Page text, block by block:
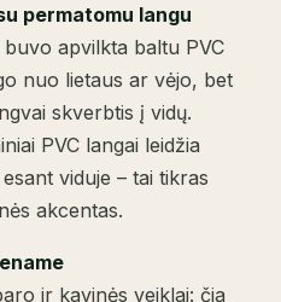
permatomu langu
apvilkta baltu PVC
nuo lietaus ar vėjo, bet
skverbtis į vidų.
PVC langai leidžia
viduje – tai tikras
akcentas.
ir kavinės veiklai: čia